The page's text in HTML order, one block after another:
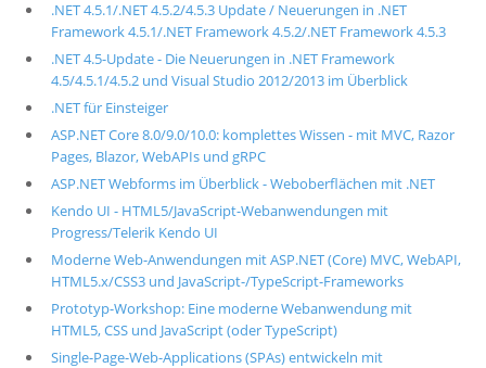
.NET 4.5.1/.NET 4.5.2/4.5.3 Update / Neuerungen in .NET
Framework 4.5.1/.NET Framework 4.5.2/.NET Framework 4.5.3
.NET 4.5-Update - Die Neuerungen in .NET Framework
4.5/4.5.1/4.5.2 und Visual Studio 2012/2013 im Überblick
.NET für Einsteiger
ASP.NET Core 8.0/9.0/10.0: komplettes Wissen - mit MVC, Razor
Pages, Blazor, WebAPIs und gRPC
ASP.NET Webforms im Überblick - Weboberflächen mit .NET
Kendo UI - HTML5/JavaScript-Webanwendungen mit
Progress/Telerik Kendo UI
Moderne Web-Anwendungen mit ASP.NET (Core) MVC, WebAPI,
HTML5.x/CSS3 und JavaScript-/TypeScript-Frameworks
Prototyp-Workshop: Eine moderne Webanwendung mit
HTML5, CSS und JavaScript (oder TypeScript)
Single-Page-Web-Applications (SPAs) entwickeln mit